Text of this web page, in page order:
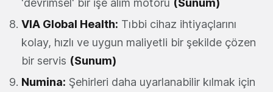
'devrimsel' bir işe alım motoru (Sunum)
VIA Global Health: Tıbbi cihaz ihtiyaçlarını
kolay, hızlı ve uygun maliyetli bir şekilde çözen
bir servis (Sunum)
Numina: Şehirleri daha uyarlanabilir kılmak için